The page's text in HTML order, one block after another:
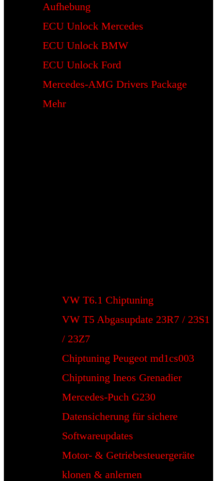
Aufhebung
ECU Unlock Mercedes
ECU Unlock BMW
ECU Unlock Ford
Mercedes-AMG Drivers Package
Mehr
VW T6.1 Chiptuning
VW T5 Abgasupdate 23R7 / 23S1
/ 23Z7
Chiptuning Peugeot md1cs003
Chiptuning Ineos Grenadier
Mercedes-Puch G230
Datensicherung für sichere
Softwareupdates
Motor- & Getriebesteuergeräte
klonen & anlernen